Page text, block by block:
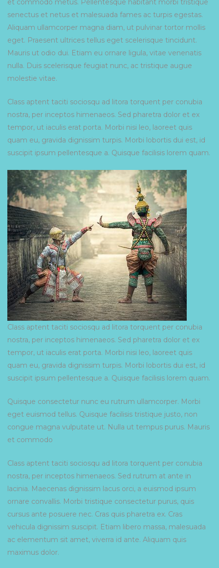
et commodo metus. Pellentesque habitant morbi tristique
senectus et netus et malesuada fames ac turpis egestas.
Aliquam ullamcorper magna diam, ut pulvinar tortor mollis
eget. Praesent ultrices tellus eget scelerisque tincidunt.
Mauris ut odio dui. Etiam eu ornare ligula, vitae venenatis
nulla. Duis scelerisque feugiat nunc, ac tristique augue
molestie vitae.
Class aptent taciti sociosqu ad litora torquent per conubia
nostra, per inceptos himenaeos. Sed pharetra dolor et ex
tempor, ut iaculis erat porta. Morbi nisi leo, laoreet quis
quam eu, gravida dignissim turpis. Morbi lobortis dui est, id
suscipit ipsum pellentesque a. Quisque facilisis lorem quam.
Class aptent taciti sociosqu ad litora torquent per conubia
nostra, per inceptos himenaeos. Sed pharetra dolor et ex
tempor, ut iaculis erat porta. Morbi nisi leo, laoreet quis
quam eu, gravida dignissim turpis. Morbi lobortis dui est, id
suscipit ipsum pellentesque a. Quisque facilisis lorem quam.
Quisque consectetur nunc eu rutrum ullamcorper. Morbi
eget euismod tellus. Quisque facilisis tristique justo, non
congue magna vulputate ut. Nulla ut tempus purus. Mauris
et commodo
Class aptent taciti sociosqu ad litora torquent per conubia
nostra, per inceptos himenaeos. Sed rutrum at ante in
lacinia. Maecenas dignissim lacus orci, a euismod ipsum
ornare convallis. Morbi tristique consectetur purus, quis
cursus ante posuere nec. Cras quis pharetra ex. Cras
vehicula dignissim suscipit. Etiam libero massa, malesuada
ac elementum sit amet, viverra id ante. Aliquam quis
maximus dolor.